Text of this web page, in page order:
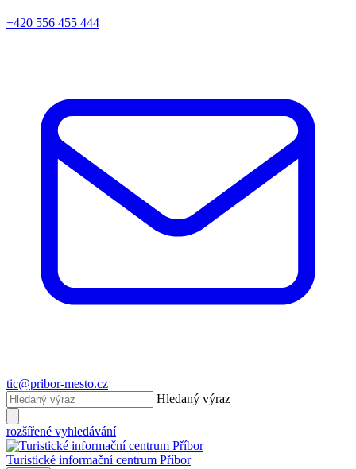
+420 556 455 444
tic@pribor-mesto.cz
Hledaný výraz
rozšířené vyhledávání
Turistické informační centrum Příbor